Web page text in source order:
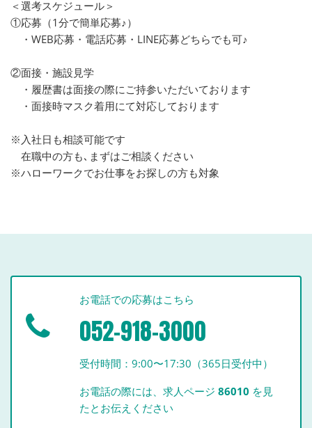
＜選考スケジュール＞
①応募（1分で簡単応募♪）
・WEB応募・電話応募・LINE応募どちらでも可♪
②面接・施設見学
・履歴書は面接の際にご持参いただいております
・面接時マスク着用にて対応しております
※入社日も相談可能です
在職中の方も､まずはご相談ください
※ハローワークでお仕事をお探しの方も対象
お電話での応募はこちら
052-918-3000
受付時間：9:00〜17:30（365日受付中）
お電話の際には、求人ページ86010 を見
たとお伝えください